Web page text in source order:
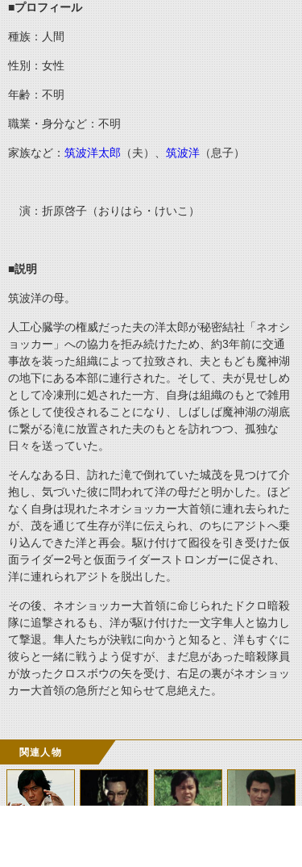
■プロフィール
種族：人間
性別：女性
年齢：不明
職業・身分など：不明
家族など： 筑波洋太郎 （夫）、 筑波洋 （息子）
演：折原啓子（おりはら・けいこ）
■説明
筑波洋の母。
人工心臓学の権威だった夫の洋太郎が秘密結社「ネオシ
ョッカー」への協力を拒み続けたため、約3年前に交通
事故を装った組織によって拉致され、夫ともども魔神湖
の地下にある本部に連行された。そして、夫が見せしめ
として冷凍刑に処された一方、自身は組織のもとで雑用
係として使役されることになり、しばしば魔神湖の湖底
に繋がる滝に放置された夫のもとを訪れつつ、孤独な
日々を送っていた。
そんなある日、訪れた滝で倒れていた城茂を見つけて介
抱し、気づいた彼に問われて洋の母だと明かした。ほど
なく自身は現れたネオショッカー大首領に連れ去られた
が、茂を通じて生存が洋に伝えられ、のちにアジトへ乗
り込んできた洋と再会。駆け付けて囮役を引き受けた仮
面ライダー2号と仮面ライダーストロンガーに促され、
洋に連れられアジトを脱出した。
その後、ネオショッカー大首領に命じられたドクロ暗殺
隊に追撃されるも、洋が駆け付けた一文字隼人と協力し
て撃退。隼人たちが決戦に向かうと知ると、洋もすぐに
彼らと一緒に戦うよう促すが、まだ息があった暗殺隊員
が放ったクロスボウの矢を受け、右足の裏がネオショッ
カー大首領の急所だと知らせて息絶えた。
関連人物